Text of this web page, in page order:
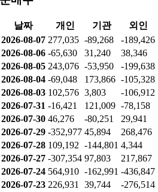
날짜 개인 기관
외인
2026-08-07 277,035 -89,268
-189,426
2026-08-06 -65,630 31,240
38,346
2026-08-05 243,076 -53,950
-199,638
2026-08-04 -69,048 173,866 -105,328
2026-08-03 102,576 3,803
-106,912
2026-07-31 -16,421 121,009 -78,158
2026-07-30 46,276 -80,251
29,941
2026-07-29 -352,977 45,894
268,476
2026-07-28 109,192 -144,801 4,344
2026-07-27 -307,354 97,803
217,867
2026-07-24 564,910 -162,991 -436,847
2026-07-23 226,931 39,744
-276,514